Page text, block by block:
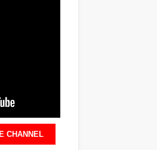
CHANNEL